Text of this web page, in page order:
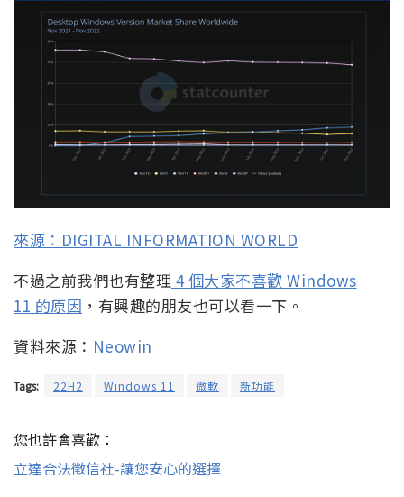
來源：DIGITAL INFORMATION WORLD
不過之前我們也有整理 4 個大家不喜歡 Windows
11 的原因 ，有興趣的朋友也可以看一下。
資料來源： Neowin
Tags: 22H2 Windows 11 微軟 新功能
您也許會喜歡：
立達合法徵信社-讓您安心的選擇